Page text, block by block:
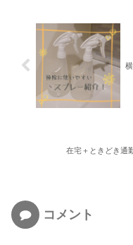
在宅＋ときどき通
コメント